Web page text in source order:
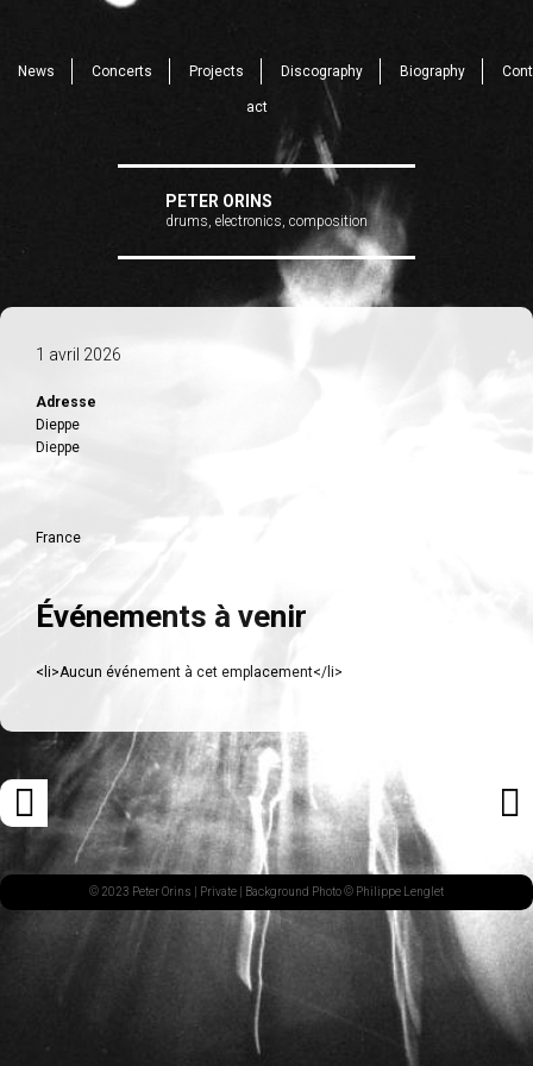
News Concerts Projects Discography Biography Cont
act
PETER ORINS
drums, electronics, composition
1 avril 2026
Adresse
Dieppe
Dieppe
France
Événements à venir
<li>Aucun événement à cet emplacement</li>
Navigation
des
articles
ARTICLE
PRÉCÉDENT© 2023 Peter Orins | Private | Background Photo © Philippe Lenglet